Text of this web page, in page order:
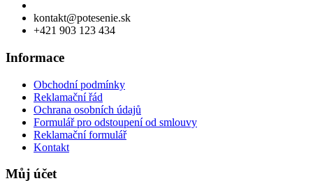
kontakt@potesenie.sk
+421 903 123 434
Informace
Obchodní podmínky
Reklamační řád
Ochrana osobních údajů
Formulář pro odstoupení od smlouvy
Reklamační formulář
Kontakt
Můj účet